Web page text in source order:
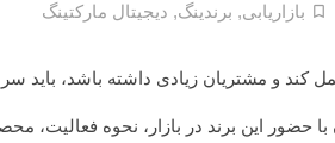
بازاریابی, برندینگ, دیجیتال مارکتینگ
و مشتریان زیادی داشته باشد، باید سراغ
حضور این برند در بازار، نحوه فعالیت،